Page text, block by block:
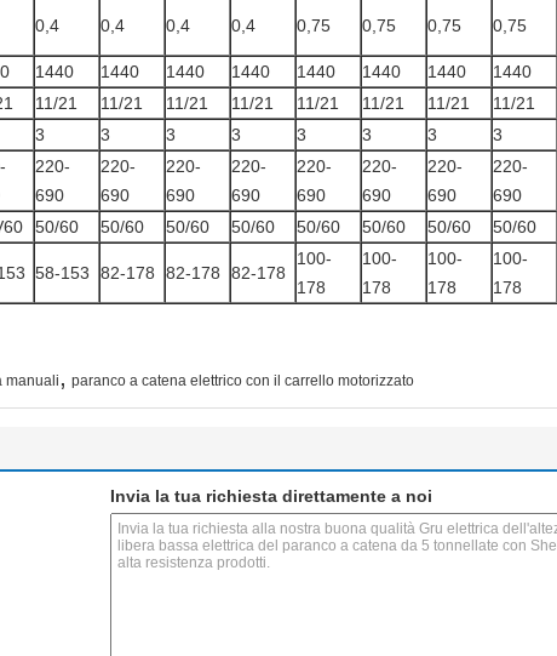
0,4 0,4 0,4 0,4 0,75 0,75 0,75 0,75
1440 1440 1440 1440 1440 1440 1440 1440
11/21 11/21 11/21 11/21 11/21 11/21 11/21 11/21
3 3 3 3 3 3 3 3
220-
690
220-
690
220-
690
220-
690
220-
690
220-
690
220-
690
220-
690
50/60 50/60 50/60 50/60 50/60 50/60 50/60 50/60
58-153 82-178 82-178 82-178
100-
178
100-
178
100-
178
100-
178
manuali , paranco a catena elettrico con il carrello motorizzato
Invia la tua richiesta direttamente a noi